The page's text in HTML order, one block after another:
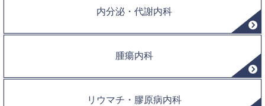
内分泌・代謝内科
腫瘍内科
リウマチ・膠原病内科